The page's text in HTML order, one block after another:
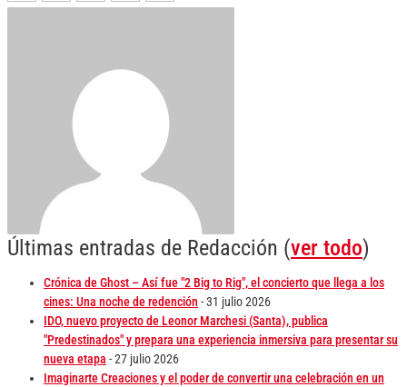
Últimas entradas de Redacción (ver todo)
Crónica de Ghost – Así fue "2 Big to Rig", el concierto que llega a los
cines: Una noche de redención - 31 julio 2026
IDO, nuevo proyecto de Leonor Marchesi (Santa), publica
"Predestinados" y prepara una experiencia inmersiva para presentar su
nueva etapa - 27 julio 2026
Imaginarte Creaciones y el poder de convertir una celebración en un